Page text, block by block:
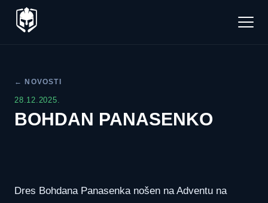
← NOVOSTI
28.12.2025.
BOHDAN PANASENKO
Dres Bohdana Panasenka nošen na Adventu na